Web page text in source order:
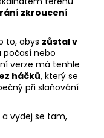
zkroucení
to, abys zůstal v
počasí nebo
verze má tenhle
háčků, který se
při slaňování
vydej se tam,